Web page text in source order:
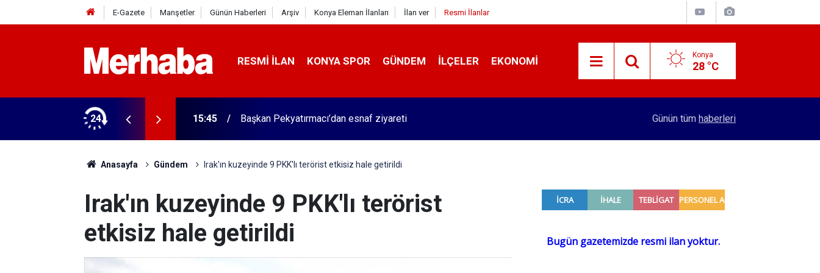
E-Gazete Manşetler Günün Haberleri Arşiv Konya Eleman İlanları İlan ver Resmi İlanlar
RESMI İLAN KONYA SPOR GÜNDEM İLÇELER EKONOMI Konya
28 °C
24
Kampüsü'ne ziyaret 15:45 Başkan Pekyatırmacı’dan esnaf ziyareti Konyalı patron 70 bin TL maaşla personel
Günün tüm haberleri
Anasayfa Gündem Irak'ın kuzeyinde 9 PKK'lı terörist etkisiz hale getirildi
Irak'ın kuzeyinde 9 PKK'lı terörist
etkisiz hale getirildi